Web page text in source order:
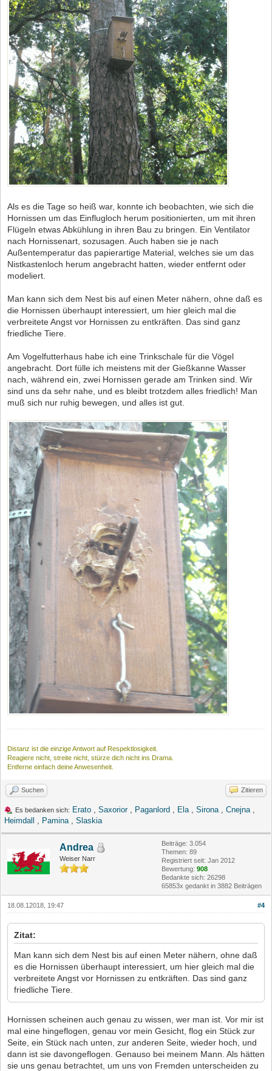
Als es die Tage so heiß war, konnte ich beobachten, wie sich die
Hornissen um das Einflugloch herum positionierten, um mit ihren
Flügeln etwas Abkühlung in ihren Bau zu bringen. Ein Ventilator
nach Hornissenart, sozusagen. Auch haben sie je nach
Außentemperatur das papierartige Material, welches sie um das
Nistkastenloch herum angebracht hatten, wieder entfernt oder
modeliert.
Man kann sich dem Nest bis auf einen Meter nähern, ohne daß es
die Hornissen überhaupt interessiert, um hier gleich mal die
verbreitete Angst vor Hornissen zu entkräften. Das sind ganz
friedliche Tiere.
Am Vogelfutterhaus habe ich eine Trinkschale für die Vögel
angebracht. Dort fülle ich meistens mit der Gießkanne Wasser
nach, während ein, zwei Hornissen gerade am Trinken sind. Wir
sind uns da sehr nahe, und es bleibt trotzdem alles friedlich! Man
muß sich nur ruhig bewegen, und alles ist gut.
Distanz ist die einzige Antwort auf Respektlosigkeit.
Reagiere nicht, streite nicht, stürze dich nicht ins Drama.
Entferne einfach deine Anwesenheit.
Suchen Zitieren
Es bedanken sich: Erato , Saxorior, Paganlord , Ela, Sirona, Cnejna,
Heimdall
, Pamina, Slaskia
Andrea
Weiser Narr
Beiträge: 3.054
Themen: 89
Registriert seit: Jan 2012
Bewertung: 908
Bedankte sich: 26298
65853x gedankt in 3882 Beiträgen
#4
18.08.12018, 19:47
Zitat:
Man kann sich dem Nest bis auf einen Meter nähern, ohne daß
es die Hornissen überhaupt interessiert, um hier gleich mal die
verbreitete Angst vor Hornissen zu entkräften. Das sind ganz
friedliche Tiere.
Hornissen scheinen auch genau zu wissen, wer man ist. Vor mir ist
mal eine hingeflogen, genau vor mein Gesicht, flog ein Stück zur
Seite, ein Stück nach unten, zur anderen Seite, wieder hoch, und
dann ist sie davongeflogen. Genauso bei meinem Mann. Als hätten
sie uns genau betrachtet, um uns von Fremden unterscheiden zu